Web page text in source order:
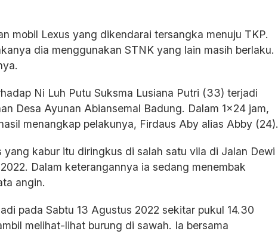
mobil Lexus yang dikendarai tersangka menuju TKP.
dia menggunakan STNK yang lain masih berlaku.
Ni Luh Putu Suksma Lusiana Putri (33) terjadi
Desa Ayunan Abiansemal Badung. Dalam 1x24 jam,
menangkap pelakunya, Firdaus Aby alias Abby (24).
yang kabur itu diringkus di salah satu vila di Jalan Dewi
Dalam keterangannya ia sedang menembak
angin.
pada Sabtu 13 Agustus 2022 sekitar pukul 14.30
melihat-lihat burung di sawah. Ia bersama